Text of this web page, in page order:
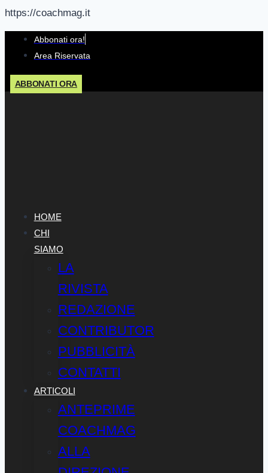
https://coachmag.it
Salta
contenuto
Abbonati ora!
Area Riservata
ABBONATI ORA
HOME
CHI
SIAMO
LA
RIVISTA
REDAZIONE
CONTRIBUTOR
PUBBLICITÀ
CONTATTI
ARTICOLI
ANTEPRIME
COACHMAG
ALLA